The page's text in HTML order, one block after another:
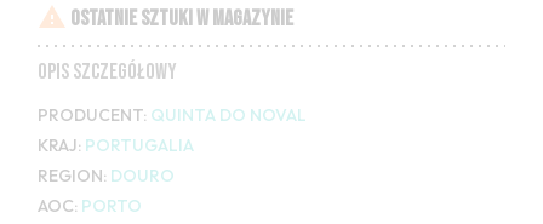
 OSTATNIE SZTUKI W MAGAZYNIE
OPIS SZCZEGÓŁOWY
PRODUCENT: QUINTA DO NOVAL
KRAJ: PORTUGALIA
REGION: DOURO
AOC: PORTO